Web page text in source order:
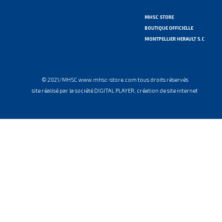
MHSC STORE
BOUTIQUE OFFICIELLE
MONTPELLIER HERAULT S.C
© 2021/MHSC www.mhsc-store.com tous droits réservés
site réalisé par la société DIGITAL PLAYER, création de site internet